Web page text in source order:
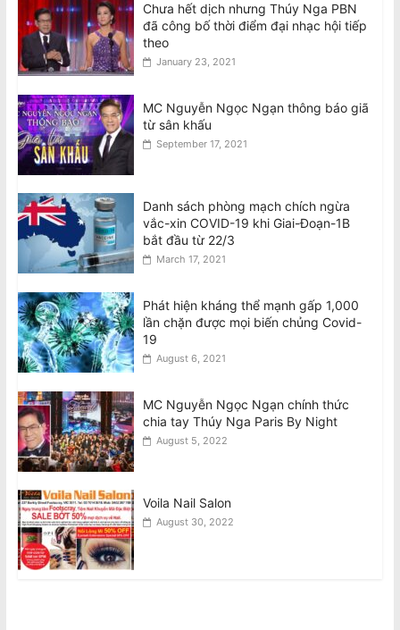
Chưa hết dịch nhưng Thúy Nga PBN
đã công bố thời điểm đại nhạc hội tiếp
theo
January 23, 2021
MC Nguyễn Ngọc Ngạn thông báo giã
từ sân khấu
September 17, 2021
Danh sách phòng mạch chích ngừa
vắc-xin COVID-19 khi Giai-Đoạn-1B
bắt đầu từ 22/3
March 17, 2021
Phát hiện kháng thể mạnh gấp 1,000
lần chặn được mọi biến chủng Covid-
19
August 6, 2021
MC Nguyễn Ngọc Ngạn chính thức
chia tay Thúy Nga Paris By Night
August 5, 2022
Voila Nail Salon
August 30, 2022